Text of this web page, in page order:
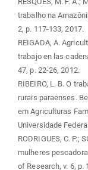
trabalho na
2, p. 117-133, 2017.
REIGADA, A.
trabajo en las
47, p. 22-26, 2012.
RIBEIRO, L. B. O
rurais paraenses.
em Agriculturas
Universidade
RODRIGUES, C. P.;
mulheres
of Research, v. 6, p.